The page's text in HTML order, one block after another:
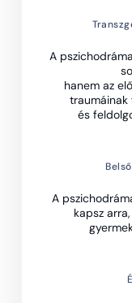
A
hanem az
traumáinak
és
A
kapsz